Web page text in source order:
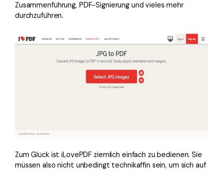
Zusammenführung, PDF-Signierung und vieles mehr
durchzuführen.
Zum Glück ist iLovePDF ziemlich einfach zu bedienen. Sie
müssen also nicht unbedingt technikaffin sein, um sich auf